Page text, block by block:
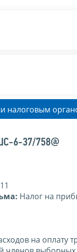
налоговым
6-37/758@
Налог на
на